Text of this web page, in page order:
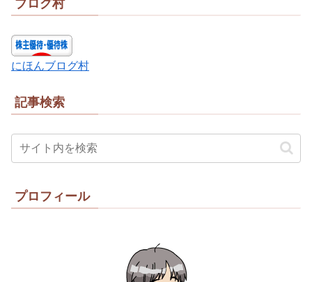
ブログ村
にほんブログ村
記事検索
プロフィール